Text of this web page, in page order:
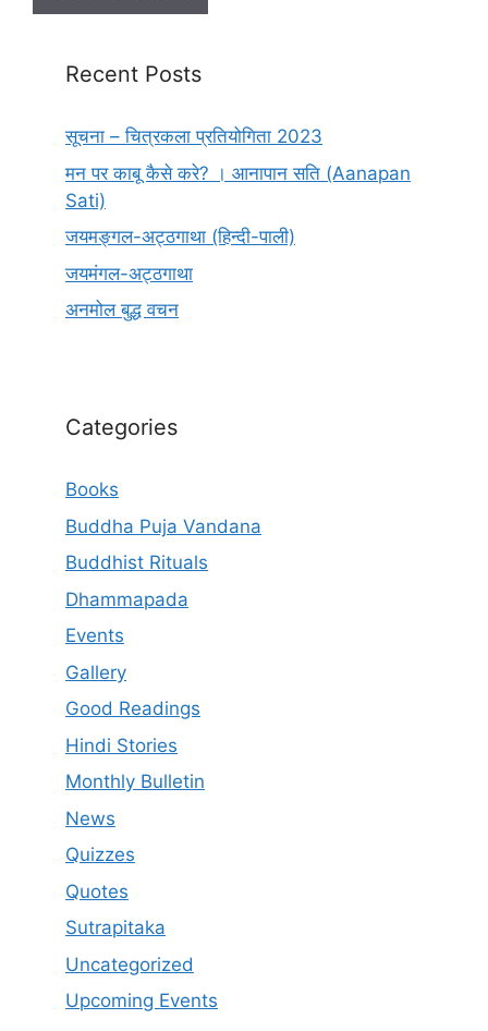
Recent Posts
सूचना – चित्रकला प्रतियोगिता 2023
मन पर काबू कैसे करे? । आनापान सति (Aanapan
Sati)
जयमङ्गल-अट्ठगाथा (हिन्दी-पाली)
जयमंगल-अट्ठगाथा
अनमोल बुद्ध वचन
Categories
Books
Buddha Puja Vandana
Buddhist Rituals
Dhammapada
Events
Gallery
Good Readings
Hindi Stories
Monthly Bulletin
News
Quizzes
Quotes
Sutrapitaka
Uncategorized
Upcoming Events